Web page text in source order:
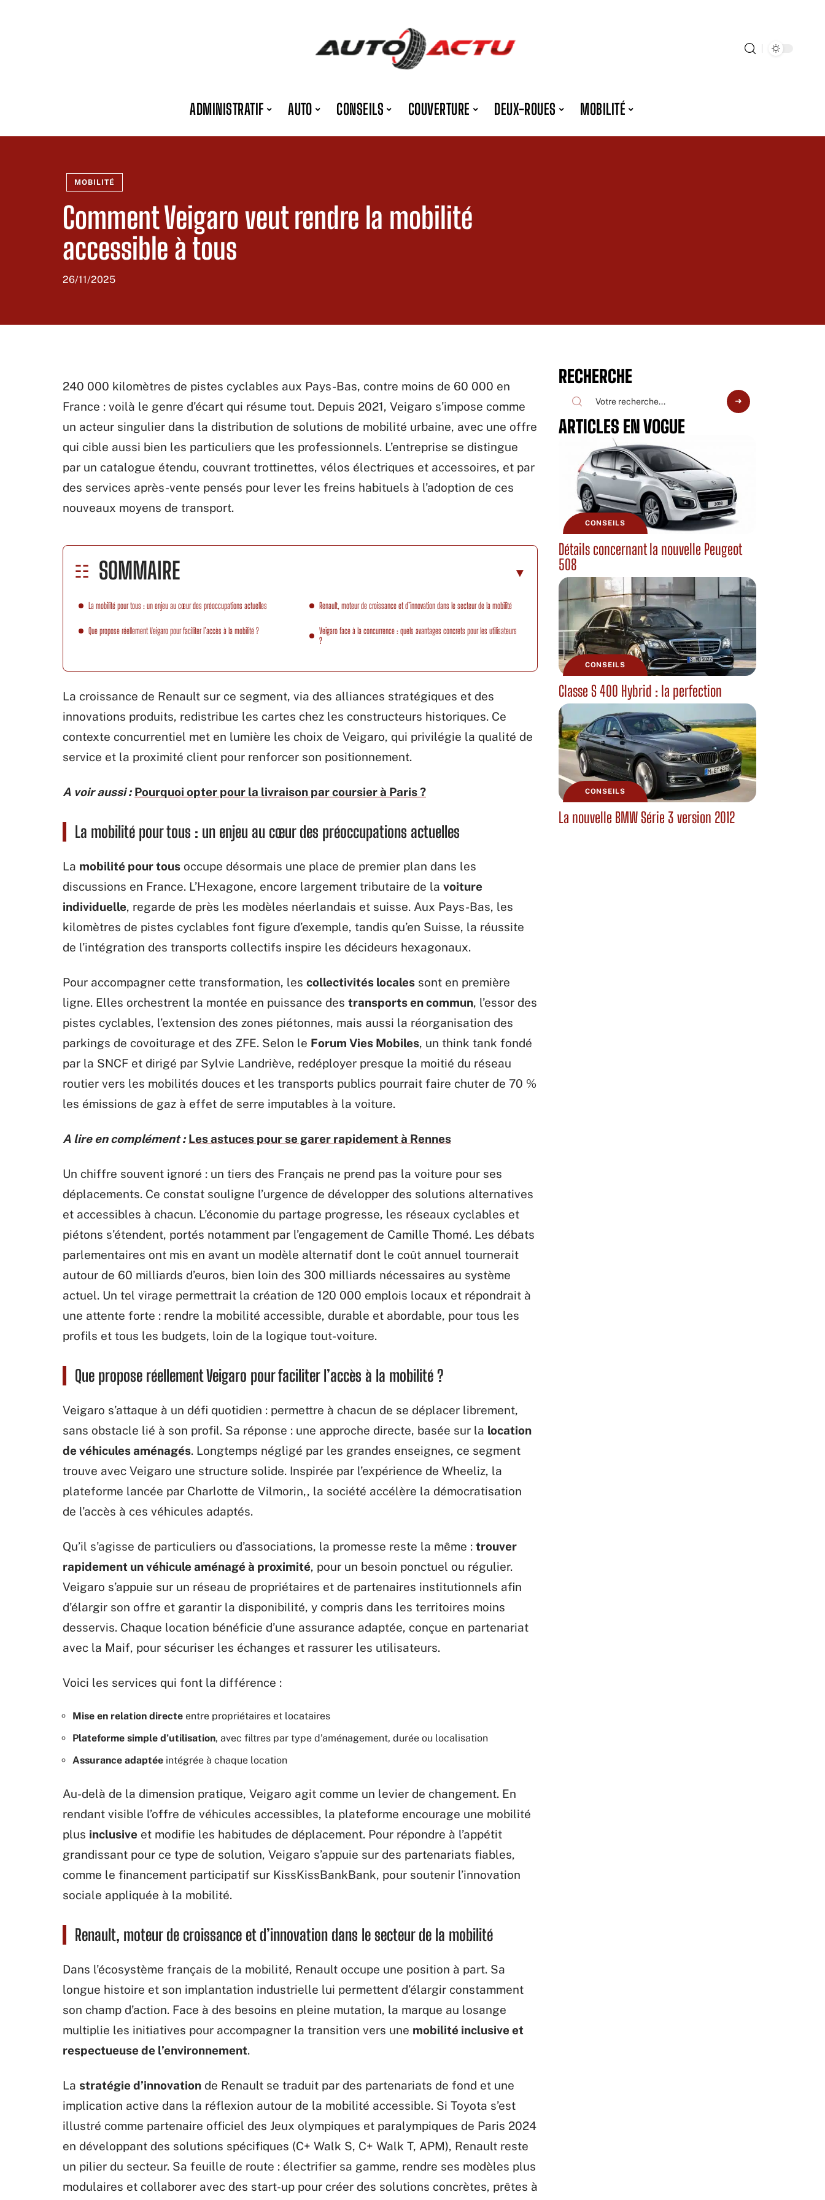
ADMINISTRATIF AUTO CONSEILS COUVERTURE DEUX-ROUES MOBILITÉ
MOBILITÉ
Comment Veigaro veut rendre la mobilité
accessible à tous
26/11/2025
240 000 kilomètres de pistes cyclables aux Pays-Bas, contre moins de 60 000 en
France : voilà le genre d’écart qui résume tout. Depuis 2021, Veigaro s’impose comme
un acteur singulier dans la distribution de solutions de mobilité urbaine, avec une offre
qui cible aussi bien les particuliers que les professionnels. L’entreprise se distingue
par un catalogue étendu, couvrant trottinettes, vélos électriques et accessoires, et par
des services après-vente pensés pour lever les freins habituels à l’adoption de ces
nouveaux moyens de transport.
SOMMAIRE
La mobilité pour tous : un enjeu au cœur des préoccupations actuelles
Que propose réellement Veigaro pour faciliter l’accès à la mobilité ?
Renault, moteur de croissance et d’innovation dans le secteur de la mobilité
Veigaro face à la concurrence : quels avantages concrets pour les utilisateurs
?
La croissance de Renault sur ce segment, via des alliances stratégiques et des
innovations produits, redistribue les cartes chez les constructeurs historiques. Ce
contexte concurrentiel met en lumière les choix de Veigaro, qui privilégie la qualité de
service et la proximité client pour renforcer son positionnement.
A voir aussi : Pourquoi opter pour la livraison par coursier à Paris ?
La mobilité pour tous : un enjeu au cœur des préoccupations actuelles
La mobilité pour tous occupe désormais une place de premier plan dans les
discussions en France. L’Hexagone, encore largement tributaire de la voiture
individuelle, regarde de près les modèles néerlandais et suisse. Aux Pays-Bas, les
kilomètres de pistes cyclables font figure d’exemple, tandis qu’en Suisse, la réussite
de l’intégration des transports collectifs inspire les décideurs hexagonaux.
Pour accompagner cette transformation, les collectivités locales sont en première
ligne. Elles orchestrent la montée en puissance des transports en commun, l’essor des
pistes cyclables, l’extension des zones piétonnes, mais aussi la réorganisation des
parkings de covoiturage et des ZFE. Selon le Forum Vies Mobiles, un think tank fondé
par la SNCF et dirigé par Sylvie Landriève, redéployer presque la moitié du réseau
routier vers les mobilités douces et les transports publics pourrait faire chuter de 70 %
les émissions de gaz à effet de serre imputables à la voiture.
A lire en complément : Les astuces pour se garer rapidement à Rennes
Un chiffre souvent ignoré : un tiers des Français ne prend pas la voiture pour ses
déplacements. Ce constat souligne l’urgence de développer des solutions alternatives
et accessibles à chacun. L’économie du partage progresse, les réseaux cyclables et
piétons s’étendent, portés notamment par l’engagement de Camille Thomé. Les débats
parlementaires ont mis en avant un modèle alternatif dont le coût annuel tournerait
autour de 60 milliards d’euros, bien loin des 300 milliards nécessaires au système
actuel. Un tel virage permettrait la création de 120 000 emplois locaux et répondrait à
une attente forte : rendre la mobilité accessible, durable et abordable, pour tous les
profils et tous les budgets, loin de la logique tout-voiture.
Que propose réellement Veigaro pour faciliter l’accès à la mobilité ?
Veigaro s’attaque à un défi quotidien : permettre à chacun de se déplacer librement,
sans obstacle lié à son profil. Sa réponse : une approche directe, basée sur la location
de véhicules aménagés. Longtemps négligé par les grandes enseignes, ce segment
trouve avec Veigaro une structure solide. Inspirée par l’expérience de Wheeliz, la
plateforme lancée par Charlotte de Vilmorin,, la société accélère la démocratisation
de l’accès à ces véhicules adaptés.
Qu’il s’agisse de particuliers ou d’associations, la promesse reste la même : trouver
rapidement un véhicule aménagé à proximité, pour un besoin ponctuel ou régulier.
Veigaro s’appuie sur un réseau de propriétaires et de partenaires institutionnels afin
d’élargir son offre et garantir la disponibilité, y compris dans les territoires moins
desservis. Chaque location bénéficie d’une assurance adaptée, conçue en partenariat
avec la Maif, pour sécuriser les échanges et rassurer les utilisateurs.
Voici les services qui font la différence :
Mise en relation directe entre propriétaires et locataires
Plateforme simple d’utilisation, avec filtres par type d’aménagement, durée ou localisation
Assurance adaptée intégrée à chaque location
Au-delà de la dimension pratique, Veigaro agit comme un levier de changement. En
rendant visible l’offre de véhicules accessibles, la plateforme encourage une mobilité
plus inclusive et modifie les habitudes de déplacement. Pour répondre à l’appétit
grandissant pour ce type de solution, Veigaro s’appuie sur des partenariats fiables,
comme le financement participatif sur KissKissBankBank, pour soutenir l’innovation
sociale appliquée à la mobilité.
Renault, moteur de croissance et d’innovation dans le secteur de la mobilité
Dans l’écosystème français de la mobilité, Renault occupe une position à part. Sa
longue histoire et son implantation industrielle lui permettent d’élargir constamment
son champ d’action. Face à des besoins en pleine mutation, la marque au losange
multiplie les initiatives pour accompagner la transition vers une mobilité inclusive et
respectueuse de l’environnement.
La stratégie d’innovation de Renault se traduit par des partenariats de fond et une
implication active dans la réflexion autour de la mobilité accessible. Si Toyota s’est
illustré comme partenaire officiel des Jeux olympiques et paralympiques de Paris 2024
en développant des solutions spécifiques (C+ Walk S, C+ Walk T, APM), Renault reste
un pilier du secteur. Sa feuille de route : électrifier sa gamme, rendre ses modèles plus
modulaires et collaborer avec des start-up pour créer des solutions concrètes, prêtes à
RECHERCHE
ARTICLES EN VOGUE
CONSEILS
Détails concernant la nouvelle Peugeot
508
CONSEILS
Classe S 400 Hybrid : la perfection
CONSEILS
La nouvelle BMW Série 3 version 2012